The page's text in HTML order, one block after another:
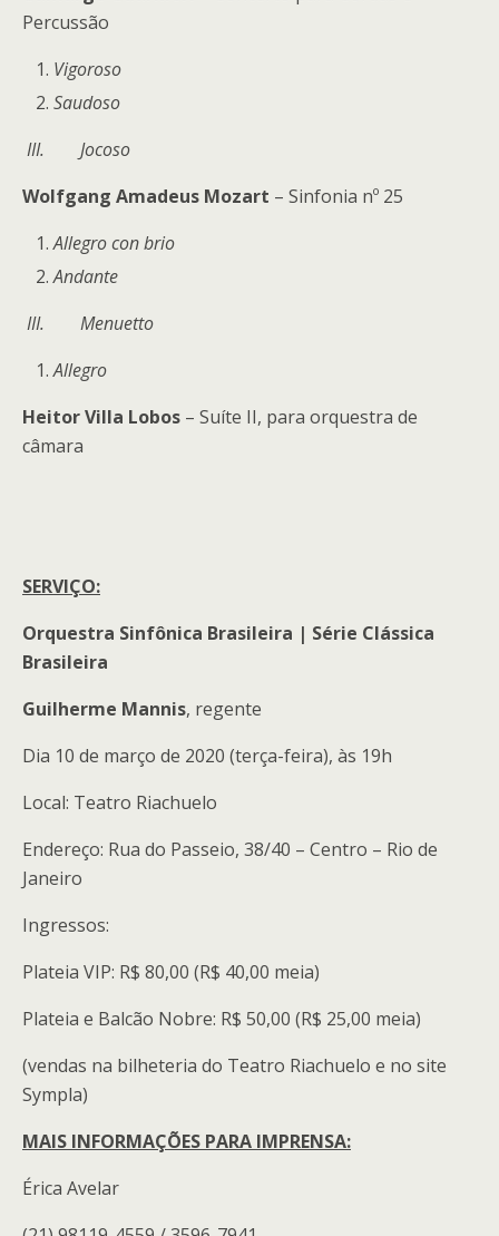
Percussão
Vigoroso
Saudoso
III.
Jocoso
Wolfgang Amadeus Mozart – Sinfonia nº 25
Allegro con brio
Andante
III.
Menuetto
Allegro
Heitor Villa Lobos – Suíte II, para orquestra de
câmara
SERVIÇO:
Orquestra Sinfônica Brasileira | Série Clássica
Brasileira
Guilherme Mannis, regente
Dia 10 de março de 2020 (terça-feira), às 19h
Local: Teatro Riachuelo
Endereço: Rua do Passeio, 38/40 – Centro – Rio de
Janeiro
Ingressos:
Plateia VIP: R$ 80,00 (R$ 40,00 meia)
Plateia e Balcão Nobre: R$ 50,00 (R$ 25,00 meia)
(vendas na bilheteria do Teatro Riachuelo e no site
Sympla)
MAIS INFORMAÇÕES PARA IMPRENSA:
Érica Avelar